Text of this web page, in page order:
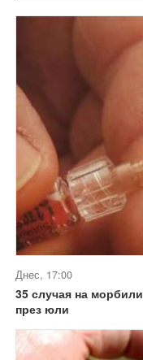
Днес, 17:00
35 случая на
през юли